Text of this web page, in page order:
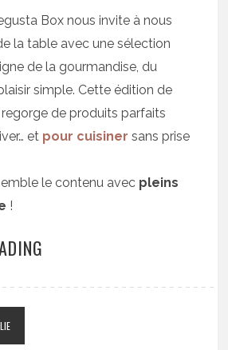
Box nous invite à nous
la table avec une sélection
de la gourmandise, du
simple. Cette édition de
de produits parfaits
et pour cuisiner sans prise
le contenu avec pleins
!